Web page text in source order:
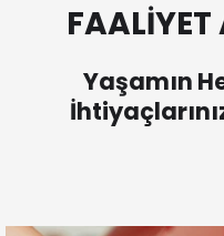
Yaşamın